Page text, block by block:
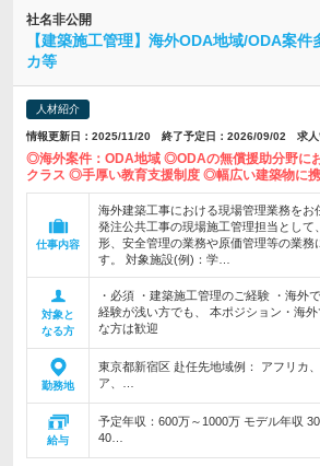
社名非公開
【建築施工管理】海外ODA地域/ODA案件
カ等
人材紹介
情報更新日：2025/11/20 終了予定日：2026/09/02 求人
◎海外案件：ODA地域 ◎ODAの無償援助分野に
クラス ◎手厚い教育支援制度 ◎幅広い建築物に
仕事内容
海外建築工事における現場管理業務をお
発注公共工事の現場施工管理担当として
形、安全管理の業務や原価管理等の業務
す。 対象施設(例)：学…
対象と
なる方
・必須 ・建築施工管理のご経験 ・海外
経験が浅い方でも、 本ポジション・海
な方は歓迎
勤務地
東京都新宿区 赴任先地域例： アフリカ
ア、…
給与
予定年収：600万～1000万 モデル年収
40…